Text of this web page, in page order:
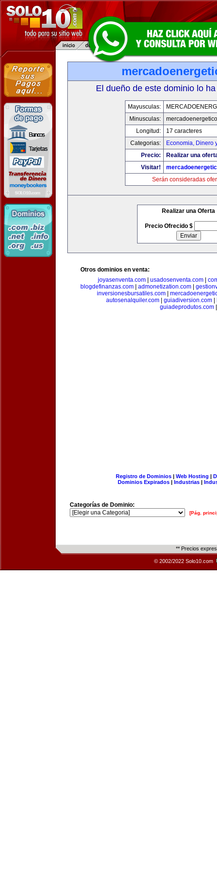
El dueño de este dominio lo
Mayusculas:
Minusculas:
Longitud:
17 caracteres
Categorias:
Economia, Dinero
Precio:
Realizar una
Visitar!
Serán consideradas
Realizar una Oferta
Precio Ofrecido $
Otros dominios en venta:
joyasenventa.com
usadosenventa.com
blogdefinanzas.com
admonetization.com
inversionesbursatiles.com|
autosenalquiler.com| guiadiversion.com|
guiadeprodutos.com
Registro de Dominios| Web Hosting |
Dominios Expirados | Industrias |
Categorías de Dominio:
[Pág.
** Precios
© 2002/2022 Solo10.com